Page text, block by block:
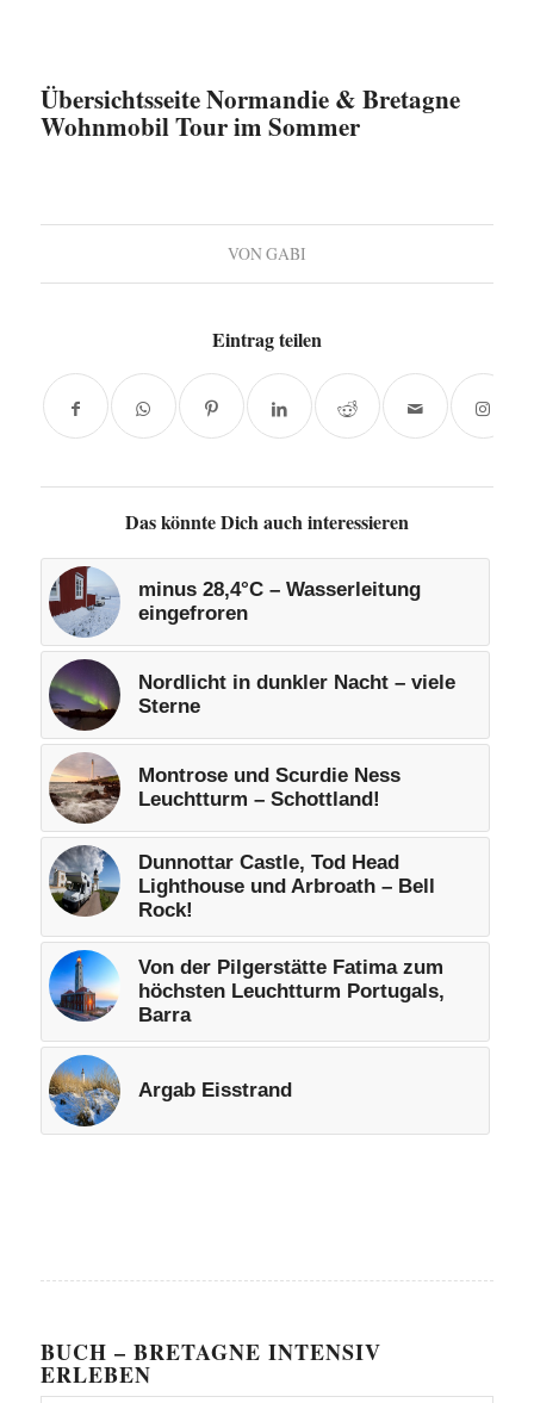
Übersichtsseite Normandie & Bretagne
Wohnmobil Tour im Sommer
VONGABI
Eintrag teilen
Das könnte Dich auch interessieren
minus 28,4°C – Wasserleitung
eingefroren
Nordlicht in dunkler Nacht – viele
Sterne
Montrose und Scurdie Ness
Leuchtturm – Schottland!
Dunnottar Castle, Tod Head
Lighthouse und Arbroath – Bell
Rock!
Von der Pilgerstätte Fatima zum
höchsten Leuchtturm Portugals,
Barra
Argab Eisstrand
BUCH – BRETAGNE INTENSIV
ERLEBEN